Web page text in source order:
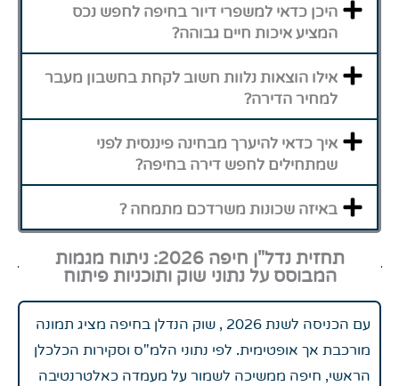
היכן כדאי למשפרי דיור בחיפה לחפש נכס
המציע איכות חיים גבוהה?
אילו הוצאות נלוות חשוב לקחת בחשבון מעבר
למחיר הדירה?
איך כדאי להיערך מבחינה פיננסית לפני
שמתחילים לחפש דירה בחיפה?
באיזה שכונות משרדכם מתמחה ?
תחזית נדל"ן חיפה 2026: ניתוח מגמות
המבוסס על נתוני שוק ותוכניות פיתוח
עם הכניסה לשנת 2026 , שוק הנדלן בחיפה מציג תמונה
מורכבת אך אופטימית. לפי נתוני הלמ"ס וסקירות הכלכלן
הראשי, חיפה ממשיכה לשמור על מעמדה כאלטרנטיבה